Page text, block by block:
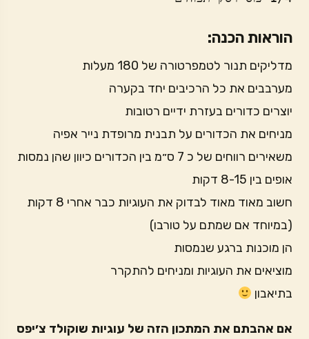
הוראות הכנה:
מדליקים תנור לטמפרטורה של 180 מעלות
מערבבים את כל הרכיבים יחד בקערה
יוצרים כדורים בעזרת ידיים רטובות
מניחים את הכדורים על תבנית מרופדת נייר אפיה
משאירים רווחים של כ 7 ס״מ בין הכדורים כיוון שהן נמסות
אופים בין 8-15 דקות
חשוב מאוד מאוד לבדוק את העוגיות כבר אחרי 8 דקות
(במיוחד אם שמתם על טורבו)
הן מוכנות ברגע שנמסות
מוציאים את העוגיות ומניחים להתקרר
בתיאבון
אם אהבתם את המתכון הזה של עוגיות שוקולד צ׳יפס